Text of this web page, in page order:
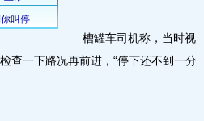
槽罐车司机称，当时视
查一下路况再前进，“停下还不到一分